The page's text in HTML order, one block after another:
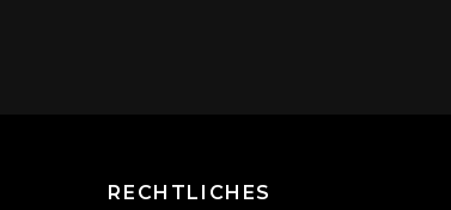
RECHTLICHES